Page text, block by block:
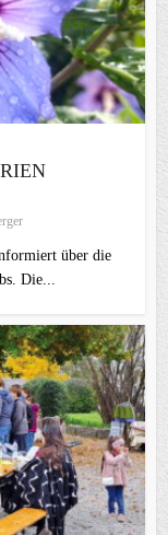
über die
Die...